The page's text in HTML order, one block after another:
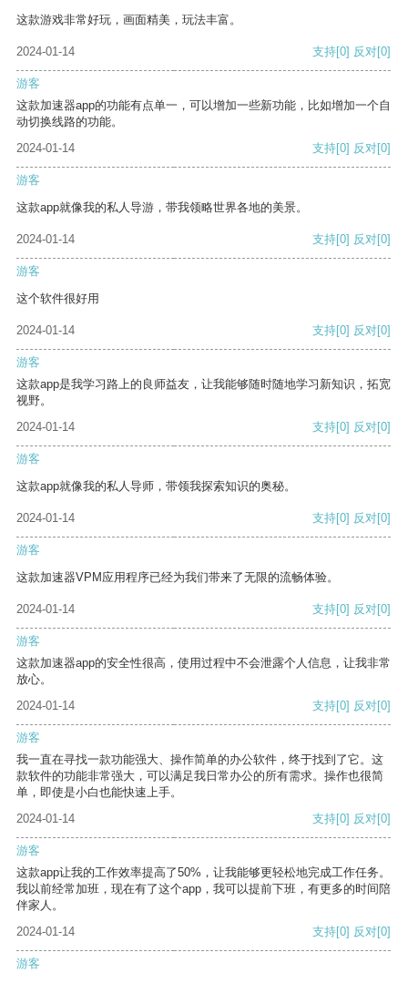
这款游戏非常好玩，画面精美，玩法丰富。
2024-01-14 支持[0] 反对[0]
游客
这款加速器app的功能有点单一，可以增加一些新功能，比如增加一个自
动切换线路的功能。
2024-01-14
支持[0] 反对[0]
游客
这款app就像我的私人导游，带我领略世界各地的美景。
2024-01-14 支持[0] 反对[0]
游客
这个软件很好用
2024-01-14 支持[0] 反对[0]
游客
这款app是我学习路上的良师益友，让我能够随时随地学习新知识，拓宽
视野。
2024-01-14
支持[0] 反对[0]
游客
这款app就像我的私人导师，带领我探索知识的奥秘。
2024-01-14 支持[0] 反对[0]
游客
这款加速器VPM应用程序已经为我们带来了无限的流畅体验。
2024-01-14 支持[0] 反对[0]
游客
这款加速器app的安全性很高，使用过程中不会泄露个人信息，让我非常
放心。
2024-01-14
支持[0] 反对[0]
游客
我一直在寻找一款功能强大、操作简单的办公软件，终于找到了它。这
款软件的功能非常强大，可以满足我日常办公的所有需求。操作也很简
单，即使是小白也能快速上手。
2024-01-14
支持[0] 反对[0]
游客
这款app让我的工作效率提高了50%，让我能够更轻松地完成工作任务。
我以前经常加班，现在有了这个app，我可以提前下班，有更多的时间陪
伴家人。
2024-01-14
支持[0] 反对[0]
游客